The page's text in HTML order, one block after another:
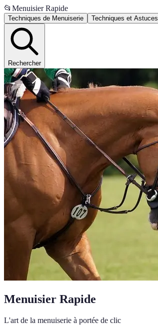
📂 Menuisier Rapide
Techniques de Menuiserie Techniques et Astuces
Rechercher
Menuisier Rapide
L'art de la menuiserie à portée de clic